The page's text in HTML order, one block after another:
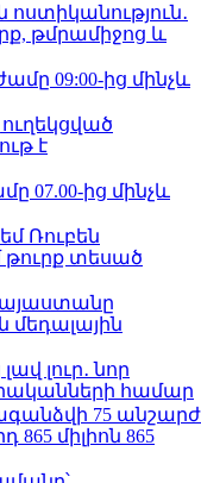
թմրամիջոց և
09:00-ից մինչև
է
07.00-ից մինչև
Ռուբեն
թուրք տեսած
լուր․ նոր
համար
75 անշարժ
865 միլիոն 865